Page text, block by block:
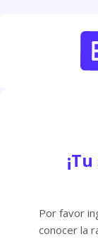
Por favor
conocer la